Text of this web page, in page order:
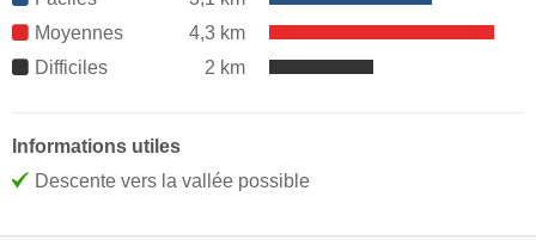
Moyennes
4,3 km
Difficiles
2 km
Informations utiles
Descente vers la vallée possible